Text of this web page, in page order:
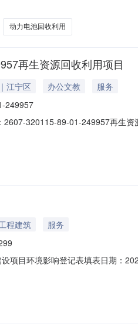
动力电池回收利用
再生资源回收利用项目
江宁区 办公文教
服务
249957
2607-320115-89-01-249957再生
程建筑
服务
项目环境影响登记表填表日期：
当填报环境影响登记表的建设项